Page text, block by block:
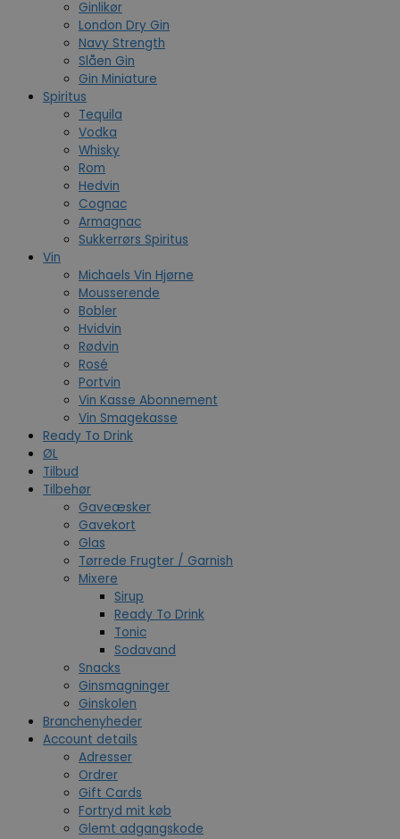
Ginlikør
London Dry Gin
Navy Strength
Slåen Gin
Gin Miniature
Spiritus
Tequila
Vodka
Whisky
Rom
Hedvin
Cognac
Armagnac
Sukkerrørs Spiritus
Vin
Michaels Vin Hjørne
Mousserende
Bobler
Hvidvin
Rødvin
Rosé
Portvin
Vin Kasse Abonnement
Vin Smagekasse
Ready To Drink
ØL
Tilbud
Tilbehør
Gaveæsker
Gavekort
Glas
Tørrede Frugter / Garnish
Mixere
Sirup
Ready To Drink
Tonic
Sodavand
Snacks
Ginsmagninger
Ginskolen
Branchenyheder
Account details
Adresser
Ordrer
Gift Cards
Fortryd mit køb
Glemt adgangskode